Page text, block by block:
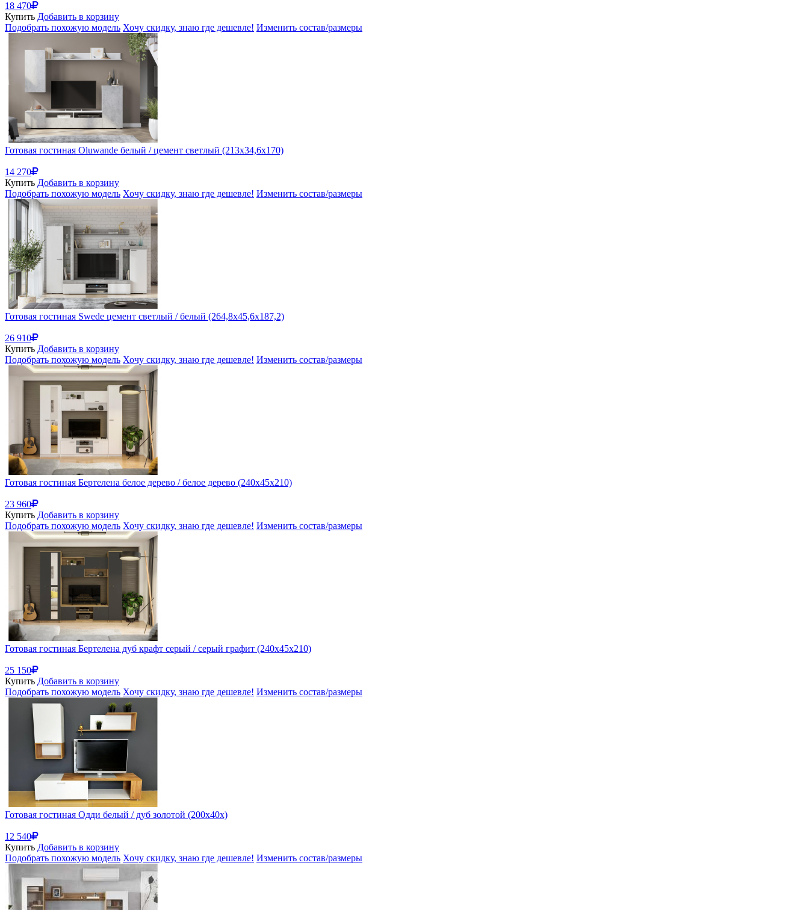
18 470
Купить Добавить в корзину
Подобрать похожую модель Хочу скидку, знаю где дешевле! Изменить состав/размеры
Готовая гостиная Oluwande белый / цемент светлый (213x34,6x170)
14 270
Купить Добавить в корзину
Подобрать похожую модель Хочу скидку, знаю где дешевле! Изменить состав/размеры
Готовая гостиная Swede цемент светлый / белый (264,8x45,6x187,2)
26 910
Купить Добавить в корзину
Подобрать похожую модель Хочу скидку, знаю где дешевле! Изменить состав/размеры
Готовая гостиная Бертелена белое дерево / белое дерево (240x45x210)
23 960
Купить Добавить в корзину
Подобрать похожую модель Хочу скидку, знаю где дешевле! Изменить состав/размеры
Готовая гостиная Бертелена дуб крафт серый / серый графит (240x45x210)
25 150
Купить Добавить в корзину
Подобрать похожую модель Хочу скидку, знаю где дешевле! Изменить состав/размеры
Готовая гостиная Одди белый / дуб золотой (200x40x)
12 540
Купить Добавить в корзину
Подобрать похожую модель Хочу скидку, знаю где дешевле! Изменить состав/размеры